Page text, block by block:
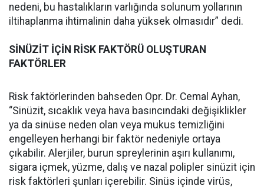
nedeni, bu hastalıkların varlığında solunum yollarının
iltihaplanma ihtimalinin daha yüksek olmasıdır” dedi.
SİNÜZİT İÇİN RİSK FAKTÖRÜ OLUŞTURAN
FAKTÖRLER
Risk faktörlerinden bahseden Opr. Dr. Cemal Ayhan,
“Sinüzit, sıcaklık veya hava basıncındaki değişiklikler
ya da sinüse neden olan veya mukus temizliğini
engelleyen herhangi bir faktör nedeniyle ortaya
çıkabilir. Alerjiler, burun spreylerinin aşırı kullanımı,
sigara içmek, yüzme, dalış ve nazal polipler sinüzit için
risk faktörleri şunları içerebilir. Sinüs içinde virüs,